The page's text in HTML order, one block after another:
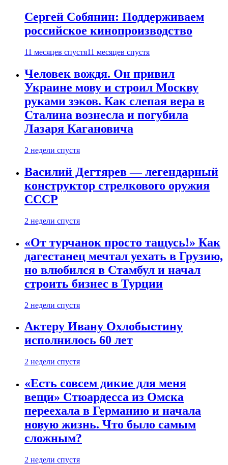
Сергей Собянин: Поддерживаем
российское кинопроизводство
11 месяцев спустя11 месяцев спустя
Человек вождя. Он привил
Украине мову и строил Москву
руками зэков. Как слепая вера в
Сталина вознесла и погубила
Лазаря Кагановича
2 недели спустя
Василий Дегтярев — легендарный
конструктор стрелкового оружия
СССР
2 недели спустя
«От турчанок просто тащусь!» Как
дагестанец мечтал уехать в Грузию,
но влюбился в Стамбул и начал
строить бизнес в Турции
2 недели спустя
Актеру Ивану Охлобыстину
исполнилось 60 лет
2 недели спустя
«Есть совсем дикие для меня
вещи» Стюардесса из Омска
переехала в Германию и начала
новую жизнь. Что было самым
сложным?
2 недели спустя